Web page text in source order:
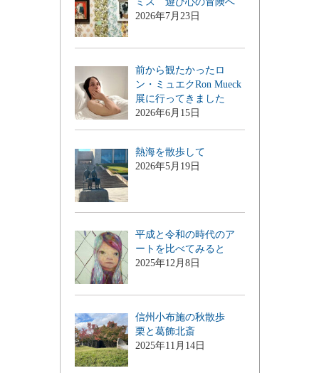
2026年7月23日
前から観たかったロ
ン・ミュエクRon Mueck
展に行ってきました
2026年6月15日
熱海を散歩して
2026年5月19日
平成と令和の時代のア
ートを比べてみると
2025年12月8日
信州小布施の秋散歩
栗と葛飾北斎
2025年11月14日